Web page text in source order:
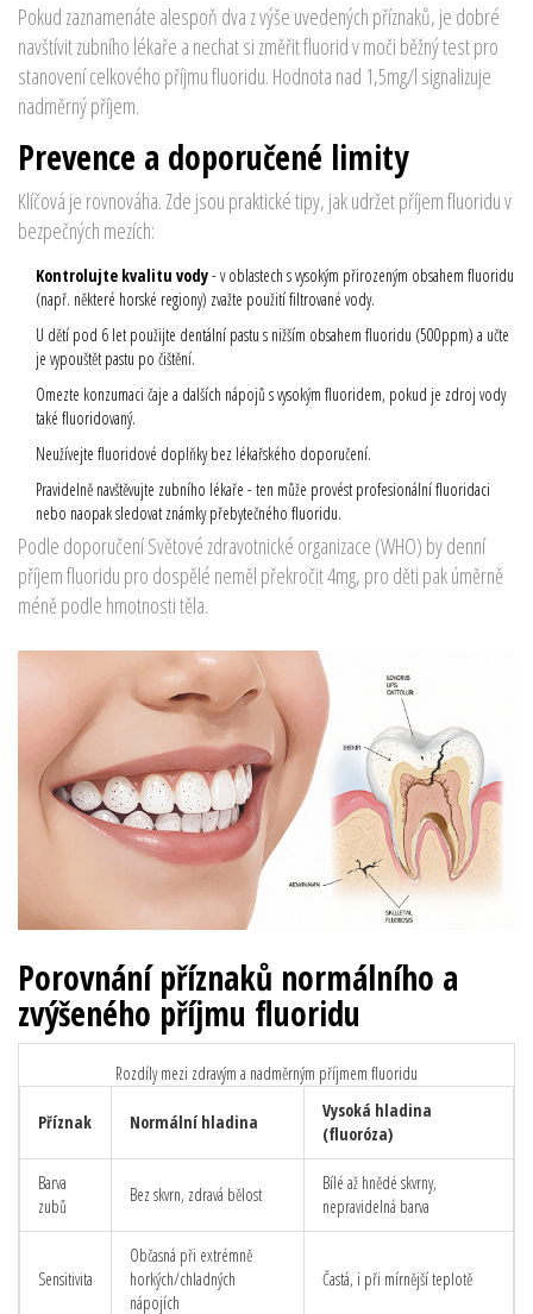
Pokud zaznamenáte alespoň dva z výše uvedených příznaků, je dobré
navštívit zubního lékaře a nechat si změřitfluorid v moči běžný test pro
stanovení celkového příjmu fluoridu. Hodnota nad 1,5mg/l signalizuje
nadměrný příjem.
Prevence a doporučené limity
Klíčová je rovnováha. Zde jsou praktické tipy, jak udržet příjem fluoridu v
bezpečných mezích:
Kontrolujte kvalitu vody- v oblastech s vysokým přirozeným obsahem fluoridu
(např. některé horské regiony) zvažte použití filtrované vody.
U dětí pod 6 let použijte dentální pastu s nižším obsahem fluoridu (500ppm) a učte
je vypouštět pastu po čištění.
Omezte konzumaci čaje a dalších nápojů s vysokým fluoridem, pokud je zdroj vody
také fluoridovaný.
Neužívejte fluoridové doplňky bez lékařského doporučení.
Pravidelně navštěvujte zubního lékaře - ten může provést profesionální fluoridaci
nebo naopak sledovat známky přebytečného fluoridu.
Podle doporučení Světové zdravotnické organizace (WHO) by denní
příjem fluoridu pro dospělé neměl překročit 4mg, pro děti pak úměrně
méně podle hmotnosti těla.
Porovnání příznaků normálního a
zvýšeného příjmu fluoridu
Rozdíly mezi zdravým a nadměrným příjmem fluoridu
Příznak Normální hladina
Vysoká hladina
(fluoróza)
Barva
zubů
Bez skvrn, zdravá bělost
Bílé až hnědé skvrny,
nepravidelná barva
Sensitivita
Občasná při extrémně
horkých/chladných
nápojích
Častá, i při mírnější teplotě